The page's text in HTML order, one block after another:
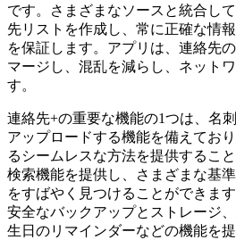
です。さまざまなソースと統合し
先リストを作成し、常に正確な情
を保証します。アプリは、連絡先
マージし、混乱を減らし、ネット
す。
連絡先+の重要な機能の1つは、名
アップロードする機能を備えてお
るシームレスな方法を提供するこ
検索機能を提供し、さまざまな基
をすばやく見つけることができま
安全なバックアップとストレージ
生日のリマインダーなどの機能を